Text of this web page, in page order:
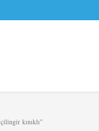
kınıklı"